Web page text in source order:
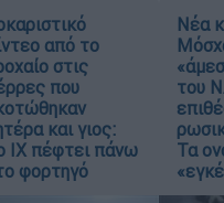
από το
στις
που
και γιος:
ΙΧ πέφτει πάνω
φορτηγό
Νέα
του
Τα